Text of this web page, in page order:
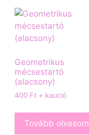
Geometrikus
mécsestartó
(alacsony)
400 Ft + kaució
Tovább olvasom